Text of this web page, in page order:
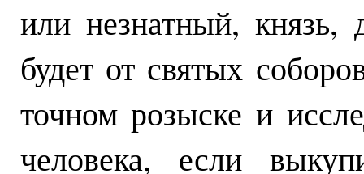
или незнатный, князь,
будет от святых
точном розыске и
человека, если